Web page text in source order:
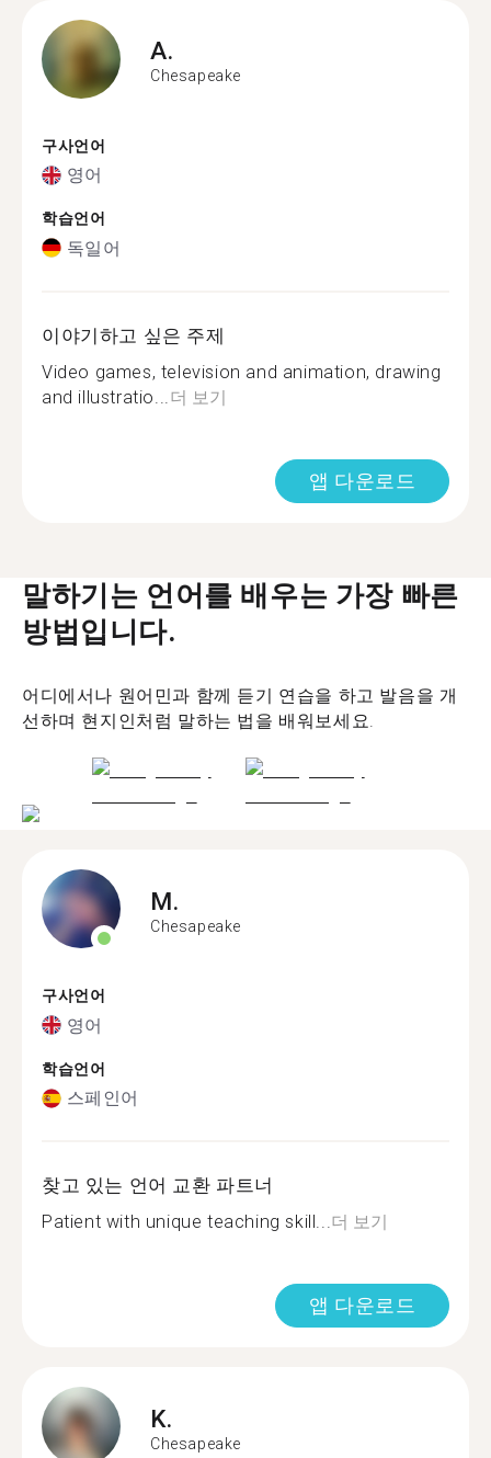
A.
Chesapeake
구사언어
영어
학습언어
독일어
이야기하고 싶은 주제
Video games, television and animation, drawing
and illustratio... 더 보기
앱 다운로드
말하기는 언어를 배우는 가장 빠른
방법입니다.
어디에서나 원어민과 함께 듣기 연습을 하고 발음을 개
선하며 현지인처럼 말하는 법을 배워보세요.
M.
Chesapeake
구사언어
영어
학습언어
스페인어
찾고 있는 언어 교환 파트너
Patient with unique teaching skill...더 보기
앱 다운로드
K.
Chesapeake